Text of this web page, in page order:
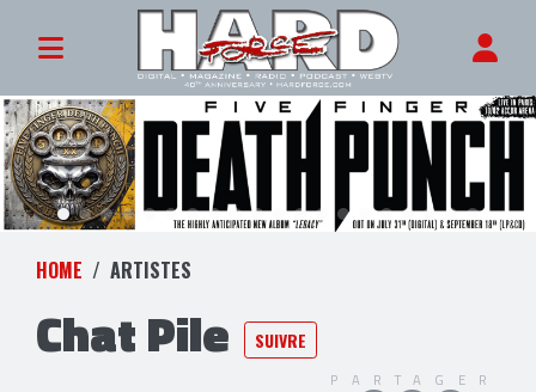
HOME ARTISTES
Chat Pile SUIVRE
PARTAGER